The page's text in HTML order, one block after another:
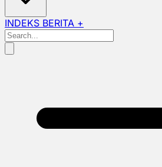
INDEKS BERITA +